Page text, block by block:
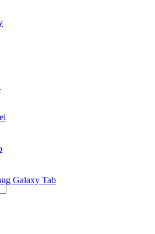
Galaxy Tab